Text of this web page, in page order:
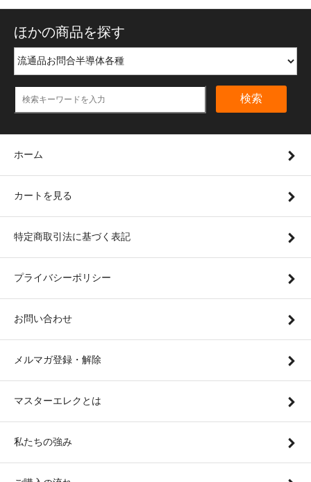
ほかの商品を探す
検索
ホーム
カートを見る
特定商取引法に基づく表記
プライバシーポリシー
お問い合わせ
メルマガ登録・解除
マスターエレクとは
私たちの強み